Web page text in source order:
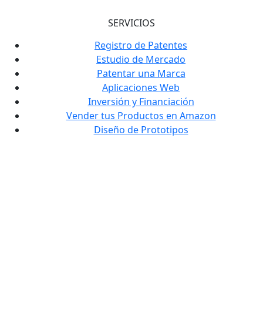
SERVICIOS
Registro de Patentes
Estudio de Mercado
Patentar una Marca
Aplicaciones Web
Inversión y Financiación
Vender tus Productos en Amazon
Diseño de Prototipos